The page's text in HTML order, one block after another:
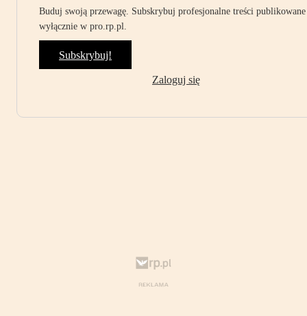
Buduj swoją przewagę. Subskrybuj profesjonalne treści publikowane
wyłącznie w pro.rp.pl.
Subskrybuj!
Zaloguj się